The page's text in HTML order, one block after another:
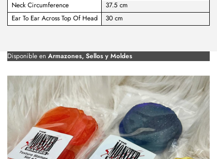
Neck Circumference
37.5 cm
Ear To Ear Across Top Of Head
30 cm
Disponible en Armazones, Sellos y Moldes